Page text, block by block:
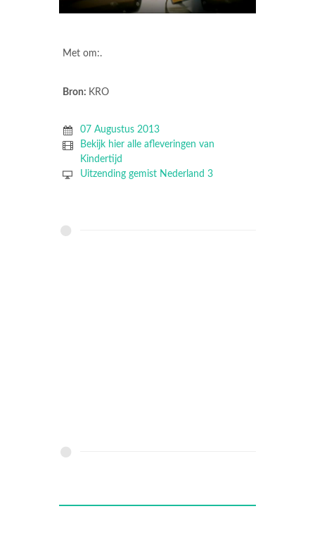
Met om:.
Bron: KRO
07 Augustus 2013
Bekijk hier alle afleveringen van
Kindertijd
Uitzending gemist Nederland 3